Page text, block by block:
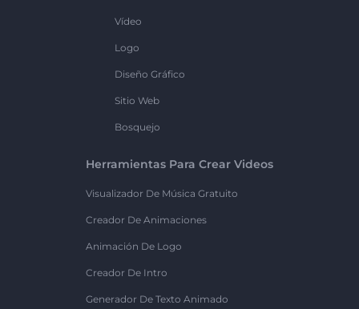
Vídeo
Logo
Diseño Gráfico
Sitio Web
Bosquejo
Herramientas Para Crear Videos
Visualizador De Música Gratuito
Creador De Animaciones
Animación De Logo
Creador De Intro
Generador De Texto Animado